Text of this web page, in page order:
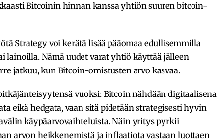
Bitcoinin hinnan kanssa yhtiön suuren bitcoin-
Strategy voi kerätä lisää pääomaa edullisemmilla
lainoilla. Nämä uudet varat yhtiö käyttää jälleen
jatkuu, kun Bitcoin-omistusten arvo kasvaa.
vuoksi: Bitcoin nähdään digitaalisena
eikä hedgata, vaan sitä pidetään strategisesti hyvin
käypäarvovaihteluista. Näin yritys pyrkii
arvon heikkenemistä ja inflaatiota vastaan luottaen